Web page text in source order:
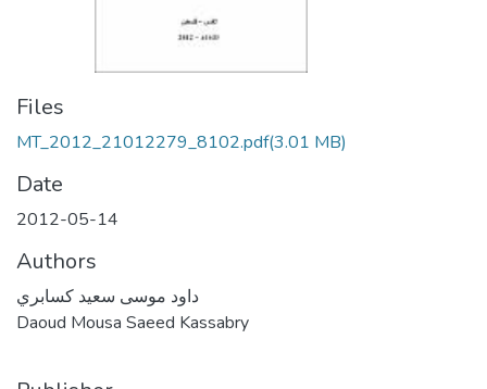
Files
MT_2012_21012279_8102.pdf(3.01 MB)
Date
2012-05-14
Authors
داود موسى سعيد كسابري
Daoud Mousa Saeed Kassabry